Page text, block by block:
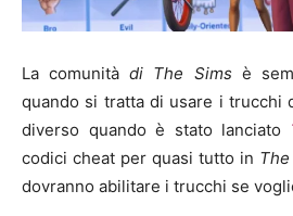
La comunità di The Sims è
quando si tratta di usare i trucchi
diverso quando è stato lanciato
codici cheat per quasi tutto in
dovranno abilitare i trucchi se